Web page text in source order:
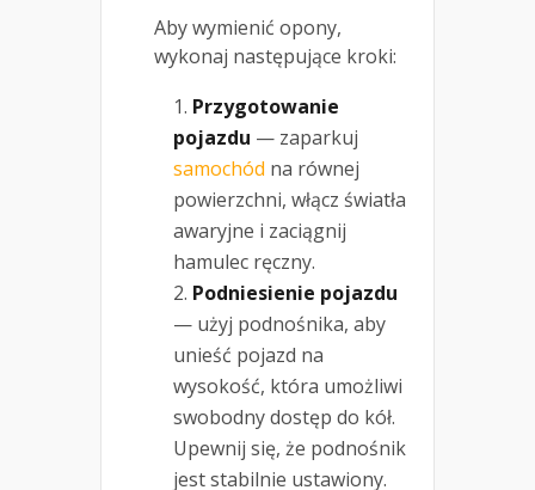
Aby wymienić opony,
wykonaj następujące kroki:
Przygotowanie
pojazdu — zaparkuj
samochód na równej
powierzchni, włącz światła
awaryjne i zaciągnij
hamulec ręczny.
Podniesienie pojazdu
— użyj podnośnika, aby
unieść pojazd na
wysokość, która umożliwi
swobodny dostęp do kół.
Upewnij się, że podnośnik
jest stabilnie ustawiony.